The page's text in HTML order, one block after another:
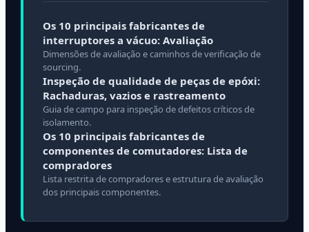
Os 10 principais fabricantes de
interruptores a vácuo: Avaliação
Dimensões de avaliação e caminhos de verificação de
sourcing.
Inspeção de qualidade de peças de epóxi:
Rachaduras, vazios e rastreamento
Guia de campo para inspeção de defeitos críticos de
isolamento.
Os 10 principais fabricantes de
componentes de comutadores: Lista de
compradores
Lista restrita de compradores e estrutura de avaliação
dos principais componentes.